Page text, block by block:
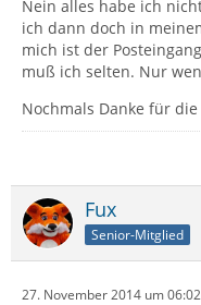
Nein alles habe ich
ich dann doch in
mich ist der
muß ich selten. Nur
Nochmals Danke für die
Fux
Senior-Mitglied
27. November 2014 um 06:02